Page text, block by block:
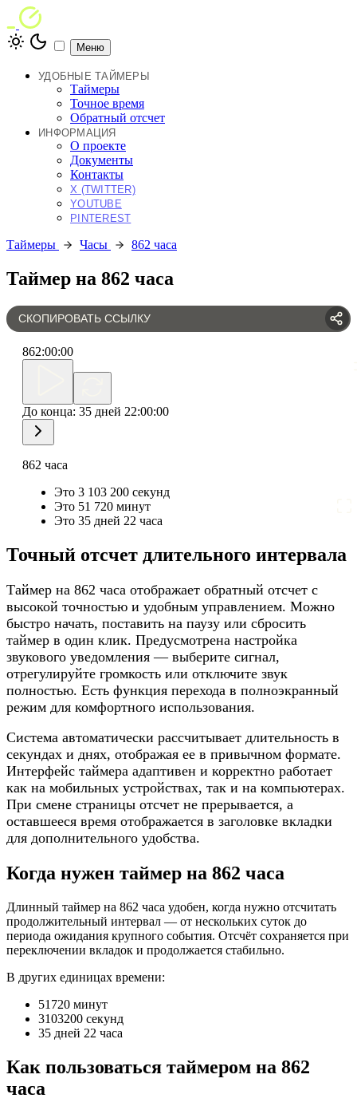
Меню
УДОБНЫЕ ТАЙМЕРЫ
Таймеры
Точное время
Обратный отсчет
ИНФОРМАЦИЯ
О проекте
Документы
Контакты
X (TWITTER)
YOUTUBE
PINTEREST
Таймеры Часы 862 часа
Таймер на 862 часа
СКОПИРОВАТЬ ССЫЛКУ
862:00:00
До конца: 35 дней 22:00:00
862 часа
Это 3 103 200 секунд
Это 51 720 минут
Это 35 дней 22 часа
Точный отсчет длительного интервала
Таймер на 862 часа отображает обратный отсчет с
высокой точностью и удобным управлением. Можно
быстро начать, поставить на паузу или сбросить
таймер в один клик. Предусмотрена настройка
звукового уведомления — выберите сигнал,
отрегулируйте громкость или отключите звук
полностью. Есть функция перехода в полноэкранный
режим для комфортного использования.
Система автоматически рассчитывает длительность в
секундах и днях, отображая ее в привычном формате.
Интерфейс таймера адаптивен и корректно работает
как на мобильных устройствах, так и на компьютерах.
При смене страницы отсчет не прерывается, а
оставшееся время отображается в заголовке вкладки
для дополнительного удобства.
Когда нужен таймер на 862 часа
Длинный таймер на 862 часа удобен, когда нужно отсчитать
продолжительный интервал — от нескольких суток до
периода ожидания крупного события. Отсчёт сохраняется при
переключении вкладок и продолжается стабильно.
В других единицах времени:
51720 минут
3103200 секунд
35 дней 22 часа
Как пользоваться таймером на 862
часа